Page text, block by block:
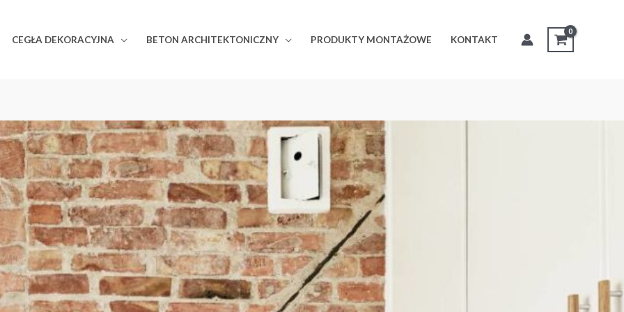
CEGŁA DEKORACYJNA BETON ARCHITEKTONICZNY PRODUKTY MONTAŻOWE KONTAKT